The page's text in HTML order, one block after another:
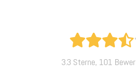
3.3 Sterne, 101